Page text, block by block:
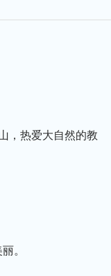
，热爱大自然的教
。